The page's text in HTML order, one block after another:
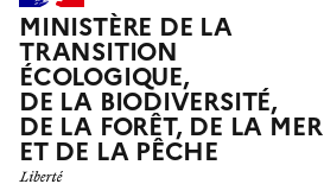
MINISTÈRE DE LA
TRANSITION
ÉCOLOGIQUE,
DE LA BIODIVERSITÉ,
DE LA FORÊT, DE LA MER
ET DE LA PÊCHE